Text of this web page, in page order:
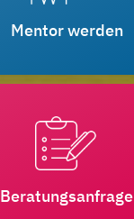
Mentor werden
Beratungsanfrage